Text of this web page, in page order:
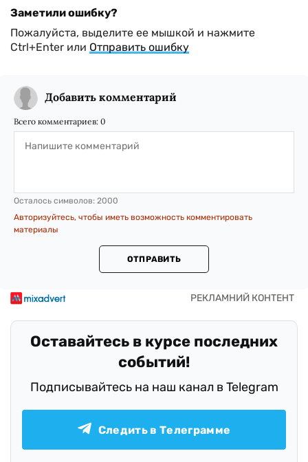
Заметили ошибку?
Пожалуйста, выделите ее мышкой и нажмите
Ctrl+Enter или Отправить ошибку
Добавить комментарий
Всего комментариев: 0
Осталось символов: 2000
Авторизуйтесь, чтобы иметь возможность комментировать
материалы
ОТПРАВИТЬ
Оставайтесь в курсе последних
событий!
Подписывайтесь на наш канал в Telegram
Следить в Телеграмме